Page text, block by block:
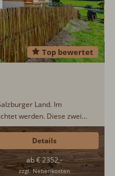
Top bewertet
Land. Im
werden. Diese zwei
offen. Schlafzimmer
zählen u.a. zur
ab € 2352,-
zzgl. Nebenkosten
Details